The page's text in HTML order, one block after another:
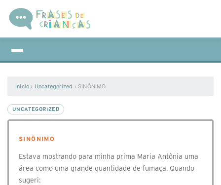
Início › Uncategorized › SINÔNIMO
UNCATEGORIZED
SINÔNIMO
Estava mostrando para minha prima Maria Antônia uma
área como uma grande quantidade de fumaça. Quando
sugeri: